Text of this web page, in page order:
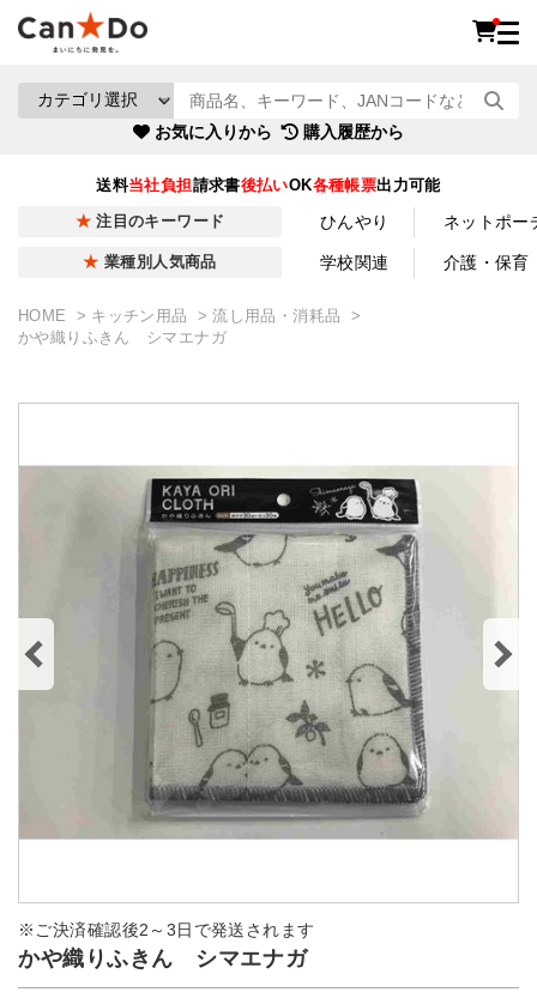
お気に入りから 購入履歴から
送料当社負担請求書後払いOK各種帳票出力可能
注目のキーワード ひんやり ネットポー
業種別人気商品 学校関連 介護・保育
HOME キッチン用品
流し用品・消耗品
かや織りふきん シマエナガ
※ご決済確認後2～3日で発送されます
かや織りふきん シマエナガ